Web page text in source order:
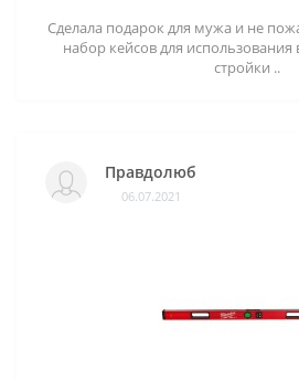
Сделала подарок для мужа и не
набор кейсов для использования
стройки ..
Правдолюб
06.07.2021